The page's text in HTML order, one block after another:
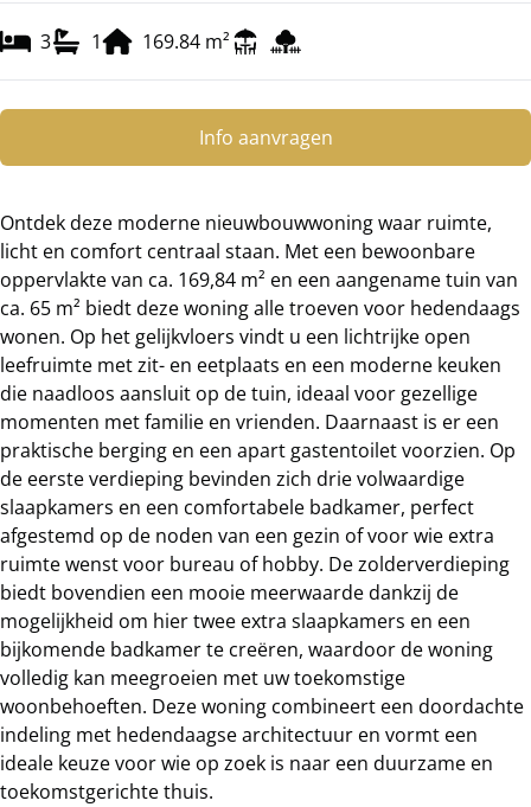
3 1 169.84 m²
Info aanvragen
Ontdek deze moderne nieuwbouwwoning waar ruimte,
licht en comfort centraal staan. Met een bewoonbare
oppervlakte van ca. 169,84 m² en een aangename tuin van
ca. 65 m² biedt deze woning alle troeven voor hedendaags
wonen. Op het gelijkvloers vindt u een lichtrijke open
leefruimte met zit- en eetplaats en een moderne keuken
die naadloos aansluit op de tuin, ideaal voor gezellige
momenten met familie en vrienden. Daarnaast is er een
praktische berging en een apart gastentoilet voorzien. Op
de eerste verdieping bevinden zich drie volwaardige
slaapkamers en een comfortabele badkamer, perfect
afgestemd op de noden van een gezin of voor wie extra
ruimte wenst voor bureau of hobby. De zolderverdieping
biedt bovendien een mooie meerwaarde dankzij de
mogelijkheid om hier twee extra slaapkamers en een
bijkomende badkamer te creëren, waardoor de woning
volledig kan meegroeien met uw toekomstige
woonbehoeften. Deze woning combineert een doordachte
indeling met hedendaagse architectuur en vormt een
ideale keuze voor wie op zoek is naar een duurzame en
toekomstgerichte thuis.